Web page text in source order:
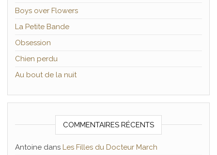
Boys over Flowers
La Petite Bande
Obsession
Chien perdu
Au bout de la nuit
COMMENTAIRES RÉCENTS
Antoine dans Les Filles du Docteur March